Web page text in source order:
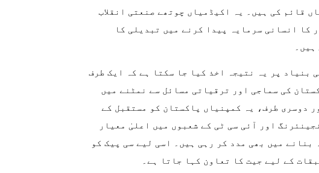
قائم کی ہیں۔ یہ اکیڈمیاں چوتھے صنعتی انقلاب
کا انسانی سرمایہ پیدا کرنے میں تبدیلی کا
ہیں۔
بنیاد پر یہ نتیجہ اخذ کیا جا سکتا ہے کہ ایک طرف
کی سماجی اور ترقیاتی مسائل سے نمٹنے میں
دوسری طرف، یہ کمپنیاں پاکستان کو مستقبل کے
اور آئی سی ٹی کے شعبوں میں اعلیٰ معیار
بنانے میں بھی مدد کر رہی ہیں۔ اسی لیے سی پیک کو
کے لیے جیت کا تعاون کہا جاتا ہے۔